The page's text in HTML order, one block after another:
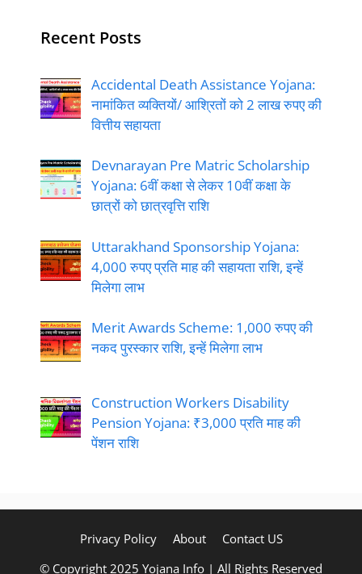
Recent Posts
Accidental Death Assistance Yojana:
नामांकित व्यक्तियों/ आश्रितों को 2 लाख रुपए की
वित्तीय सहायता
Devnarayan Pre Matric Scholarship
Yojana: 6वीं कक्षा से लेकर 10वीं कक्षा के
छात्रों को छात्रवृत्ति राशि
Uttarakhand Sponsorship Yojana:
4,000 रुपए प्रति माह की सहायता राशि, इन्हें
मिलेगा लाभ
Merit Awards Scheme: 1,000 रुपए की
नकद पुरस्कार राशि, इन्हें मिलेगा लाभ
Construction Workers Disability
Pension Yojana: ₹3,000 प्रति माह की
पेंशन राशि
Privacy Policy About
Contact US
© Copyright 2025 Yojana Info | All Rights Reserved